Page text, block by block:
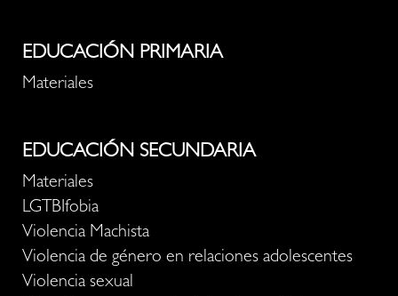
EDUCACIÓN PRIMARIA
Materiales
EDUCACIÓN SECUNDARIA
Materiales
LGTBIfobia
Violencia Machista
Violencia de género en relaciones adolescentes
Violencia sexual